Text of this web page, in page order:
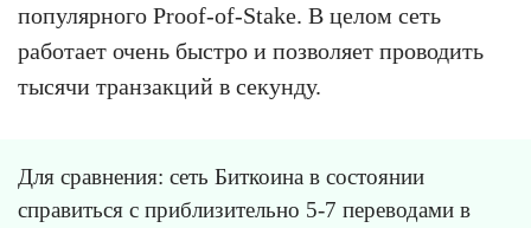
популярного Proof-of-Stake. В целом сеть
работает очень быстро и позволяет проводить
тысячи транзакций в секунду.
Для сравнения: сеть Биткоина в состоянии
справиться с приблизительно 5-7 переводами в